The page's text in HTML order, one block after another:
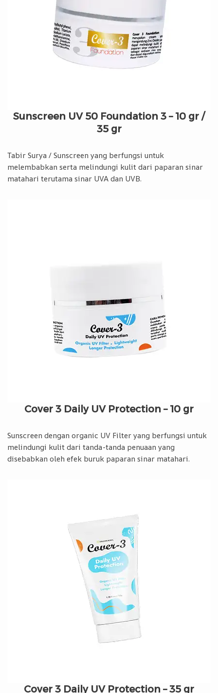
Sunscreen UV 50 Foundation 3 – 10 gr /
35 gr
Tabir Surya / Sunscreen yang berfungsi untuk
melembabkan serta melindungi kulit dari paparan sinar
matahari terutama sinar UVA dan UVB.
Cover 3 Daily UV Protection – 10 gr
Sunscreen dengan organic UV Filter yang berfungsi untuk
melindungi kulit dari tanda-tanda penuaan yang
disebabkan oleh efek buruk paparan sinar matahari.
Cover 3 Daily UV Protection – 35 gr